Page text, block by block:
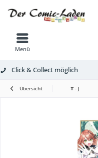
Menü
Click & Collect möglich
Übersicht # - J